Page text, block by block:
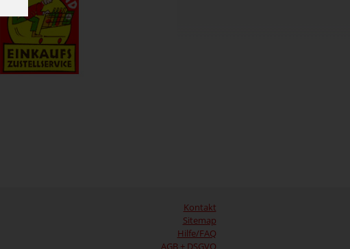
Kontakt
Sitemap
Hilfe/FAQ
AGB + DSGVO